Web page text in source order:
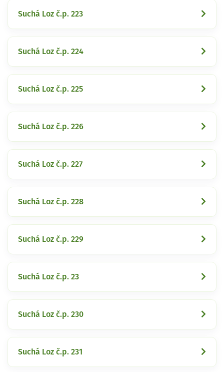
Suchá Loz č.p. 223
Suchá Loz č.p. 224
Suchá Loz č.p. 225
Suchá Loz č.p. 226
Suchá Loz č.p. 227
Suchá Loz č.p. 228
Suchá Loz č.p. 229
Suchá Loz č.p. 23
Suchá Loz č.p. 230
Suchá Loz č.p. 231